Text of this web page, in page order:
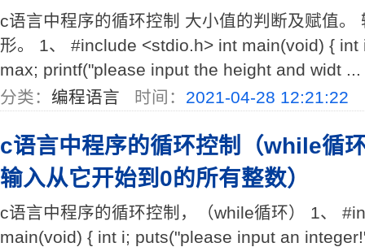
c语言中程序的循环控制 大小值的判断及赋值。
形。 1、 #include <stdio.h> int main(void) {
max; printf("please input the height and widt ...
分类： 编程语言 时间： 2021-04-28 12:21:22
c语言中程序的循环控制（while循
输入从它开始到0的所有整数）
c语言中程序的循环控制，（while循环） 1、
main(void) { int i; puts("please input an